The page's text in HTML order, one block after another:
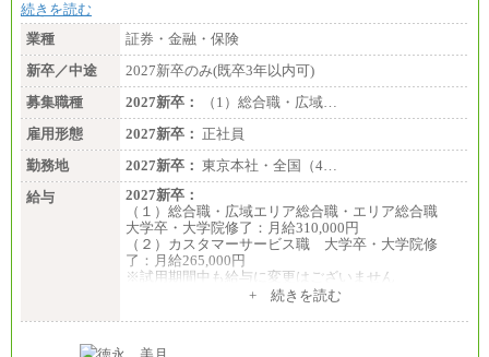
続きを読む
業種
証券・金融・保険
新卒／中途
2027新卒のみ(既卒3年以内可)
募集職種
2027新卒：
（1）総合職・広域…
雇用形態
2027新卒： 正社員
勤務地
2027新卒： 東京本社・全国（4…
給与
2027新卒：
（１）総合職・広域エリア総合職・エリア総合職
大学卒・大学院修了：月給310,000円
（２）カスタマーサービス職 大学卒・大学院修
了：月給265,000円
※試用期間中も給与に変更はございません
+ 続きを読む